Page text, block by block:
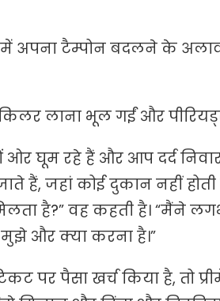
अपना टैम्पोन बदलने के
लाना भूल गईं और
ओर घूम रहे हैं और आप दर्द
हैं, जहां कोई दुकान नहीं
है?” वह कहती है। “मैंने
और क्या करना है।”
पर पैसा खर्च किया है, तो